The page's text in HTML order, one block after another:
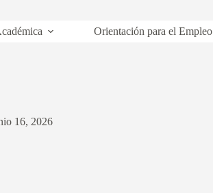
Orientación para el Empleo
16, 2026